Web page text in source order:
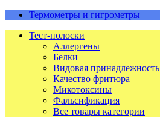
Термометры и гигрометры
Тест-полоски
Аллергены
Белки
Видовая принадлежность
Качество фритюра
Микотоксины
Фальсификация
Все товары категории